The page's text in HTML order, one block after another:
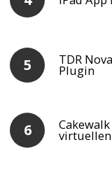
TDR
Plugin